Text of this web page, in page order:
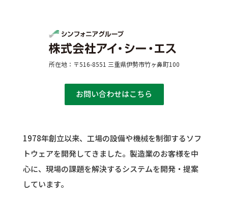
所在地：〒516-8551 三重県伊勢市竹ヶ鼻町100
お問い合わせはこちら
1978年創立以来、工場の設備や機械を制御するソフ
トウェアを開発してきました。 製造業のお客様を中
心に、現場の課題を解決するシステムを開発・提案
しています。